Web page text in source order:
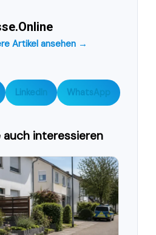
Artikel ansehen →
LinkedIn WhatsApp
auch interessieren